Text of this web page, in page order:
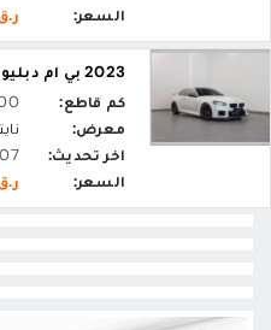
السعر:
ر.ق
2023 بي ام دبليو M2
كم قاطع:
معرض:
اخر تحديث:
السعر:
ر.ق